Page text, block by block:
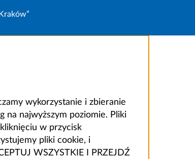
wykorzystanie i zbieranie
na najwyższym poziomie. Pliki
w przycisk
pliki cookie, i
WSZYSTKIE I PRZEJDŹ